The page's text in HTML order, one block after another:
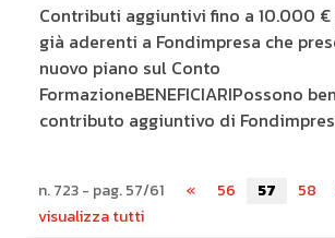
Contributi aggiuntivi fino a 10.000
già aderenti a Fondimpresa che
nuovo piano sul Conto
FormazioneBENEFICIARIPossono
contributo aggiuntivo di
n. 723 - pag. 57/61 « 56 57 58
visualizza tutti